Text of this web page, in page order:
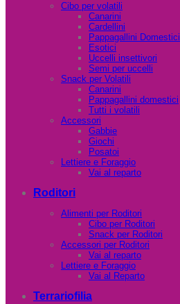
Cibo per volatili
Canarini
Cardellini
Pappagallini Domestici
Esotici
Uccelli insettivori
Semi per uccelli
Snack per Volatili
Canarini
Pappagallini domestici
Tutti i volatili
Accessori
Gabbie
Giochi
Posatoi
Lettiere e Foraggio
Vai al reparto
Roditori
Alimenti per Roditori
Cibo per Roditori
Snack per Roditori
Accessori per Roditori
Vai al reparto
Lettiere e Foraggio
Vai al Reparto
Terrariofilia